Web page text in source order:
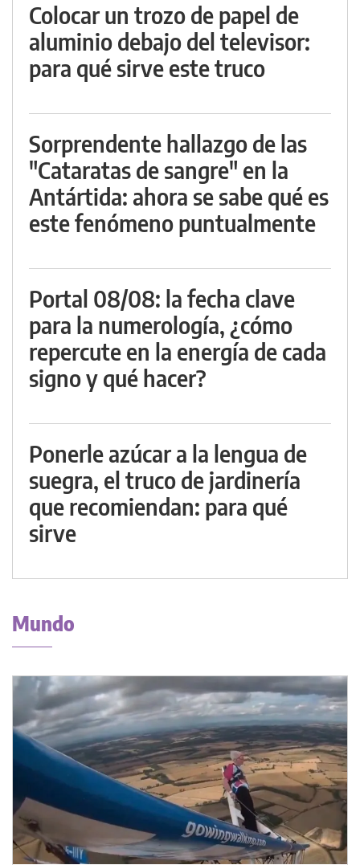
Colocar un trozo de papel de
aluminio debajo del televisor:
para qué sirve este truco
Sorprendente hallazgo de las
"Cataratas de sangre" en la
Antártida: ahora se sabe qué es
este fenómeno puntualmente
Portal 08/08: la fecha clave
para la numerología, ¿cómo
repercute en la energía de cada
signo y qué hacer?
Ponerle azúcar a la lengua de
suegra, el truco de jardinería
que recomiendan: para qué
sirve
Mundo